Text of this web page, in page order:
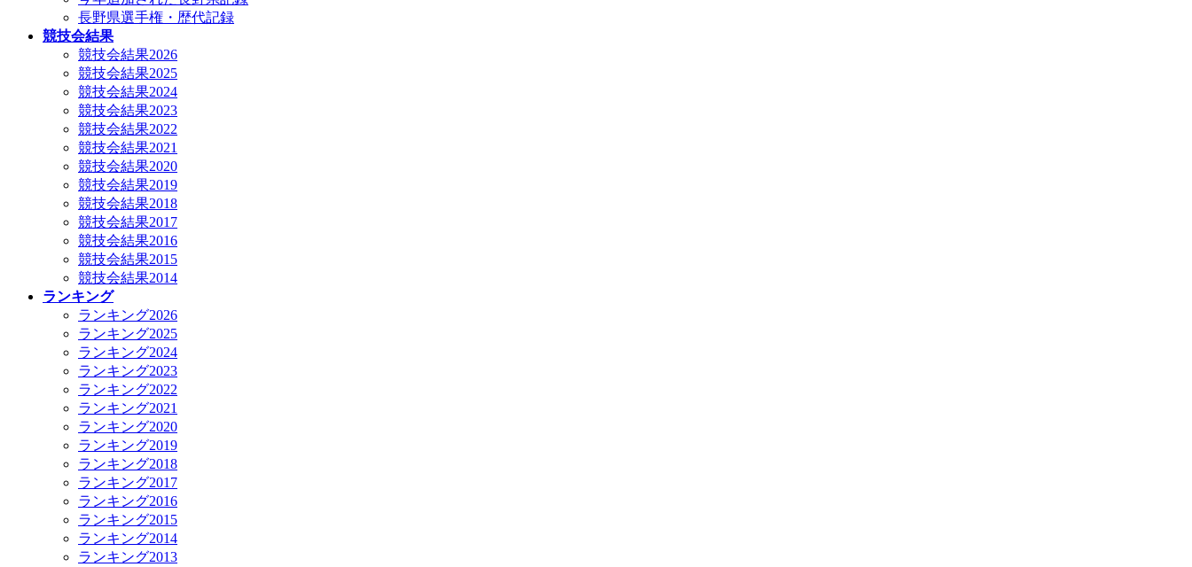
長野県選手権・歴代記録
競技会結果
競技会結果2026
競技会結果2025
競技会結果2024
競技会結果2023
競技会結果2022
競技会結果2021
競技会結果2020
競技会結果2019
競技会結果2018
競技会結果2017
競技会結果2016
競技会結果2015
競技会結果2014
ランキング
ランキング2026
ランキング2025
ランキング2024
ランキング2023
ランキング2022
ランキング2021
ランキング2020
ランキング2019
ランキング2018
ランキング2017
ランキング2016
ランキング2015
ランキング2014
ランキング2013